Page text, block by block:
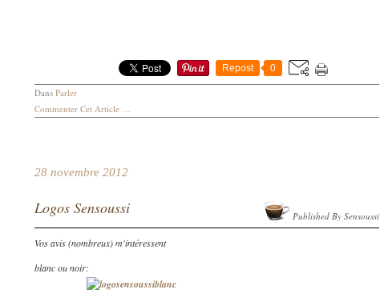
Repost 0
Dans Parler
Commenter Cet Article …
28 novembre 2012
Logos Sensoussi
Vos avis (nombreux) m'intéressent
blanc ou noir:
Published By Sensoussi